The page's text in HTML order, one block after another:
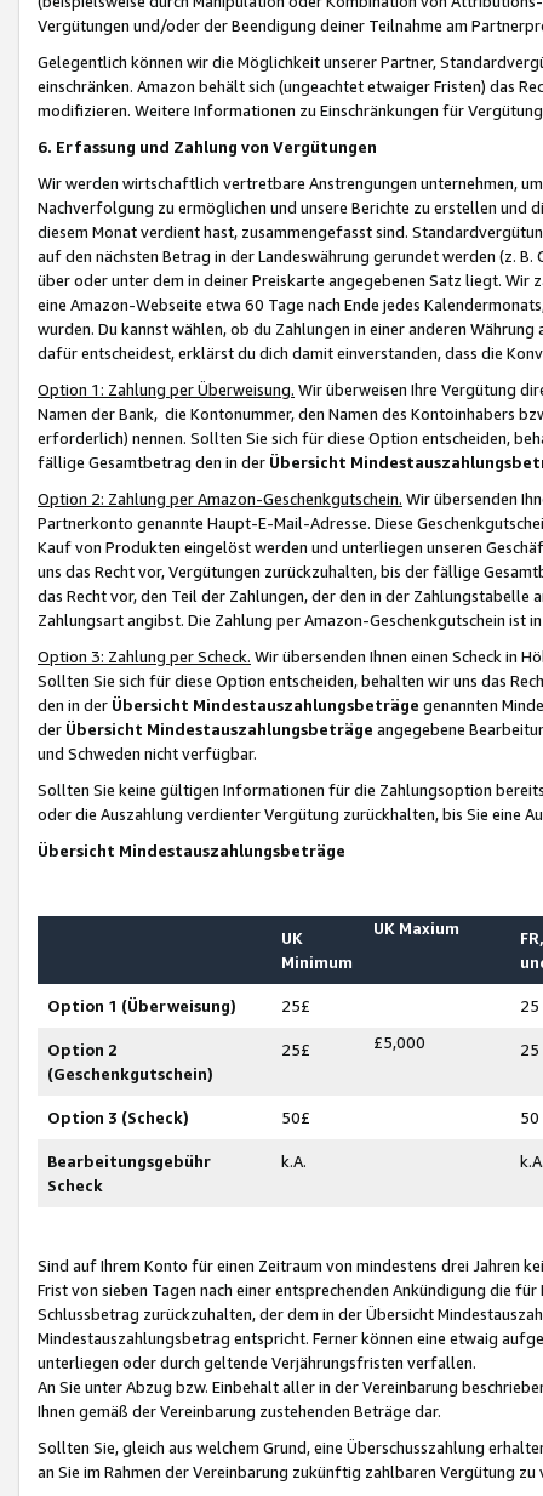
Vergütungen und/oder der Beendigung deiner Teilnahme am
Gelegentlich können wir die Möglichkeit unserer Partner,
einschränken. Amazon behält sich (ungeachtet etwaiger Fristen) das
modifizieren. Weitere Informationen zu Einschränkungen für
6. Erfassung und Zahlung von Vergütungen
Wir werden wirtschaftlich vertretbare Anstrengungen unternehmen,
Nachverfolgung zu ermöglichen und unsere Berichte zu erstellen und
diesem Monat verdient hast, zusammengefasst sind.
auf den nächsten Betrag in der Landeswährung gerundet werden (z.
über oder unter dem in deiner Preiskarte angegebenen Satz liegt.
eine Amazon-Webseite etwa 60 Tage nach Ende jedes
wurden. Du kannst wählen, ob du Zahlungen in einer anderen
dafür entscheidest, erklärst du dich damit einverstanden, dass die
Option 1: Zahlung per Überweisung. Wir überweisen Ihre Vergütung
Namen der Bank, die Kontonummer, den Namen des Kontoinhabers
erforderlich) nennen. Sollten Sie sich für diese Option entscheiden,
fällige Gesamtbetrag den in der Übersicht
Option 2: Zahlung per Amazon-Geschenkgutschein. Wir übersenden
Partnerkonto genannte Haupt-E-Mail-Adresse. Diese
Kauf von Produkten eingelöst werden und unterliegen unseren
uns das Recht vor, Vergütungen zurückzuhalten, bis der fällige
das Recht vor, den Teil der Zahlungen, der den in der
Zahlungsart angibst. Die Zahlung per Amazon-Geschenkgutschein ist
Option 3: Zahlung per Scheck. Wir übersenden Ihnen einen Scheck in
Sollten Sie sich für diese Option entscheiden, behalten wir uns das
den in der Übersicht Mindestauszahlungsbeträge genannten
der Übersicht Mindestauszahlungsbeträge angegebene
und Schweden nicht verfügbar.
Sollten Sie keine gültigen Informationen für die Zahlungsoption
oder die Auszahlung verdienter Vergütung zurückhalten, bis Sie
Übersicht Mindestauszahlungsbeträge
UK
Minimum
UK Maxium
Option 1 (Überweisung) 25£ 25
Option 2
(Geschenkgutschein)
25£ £5,000 25
Option 3 (Scheck) 50£ 50
Bearbeitungsgebühr
Scheck
k.A.
Sind auf Ihrem Konto für einen Zeitraum von mindestens drei Jahren
Frist von sieben Tagen nach einer entsprechenden Ankündigung die
Schlussbetrag zurückzuhalten, der dem in der Übersicht
Mindestauszahlungsbetrag entspricht. Ferner können eine etwaig
unterliegen oder durch geltende Verjährungsfristen verfallen.
An Sie unter Abzug bzw. Einbehalt aller in der Vereinbarung
Ihnen gemäß der Vereinbarung zustehenden Beträge dar.
Sollten Sie, gleich aus welchem Grund, eine Überschusszahlung
an Sie im Rahmen der Vereinbarung zukünftig zahlbaren Vergütung zu